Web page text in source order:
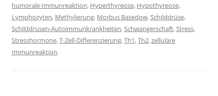
humorale Immunreaktion, Hyperthyreose, Hypothyreose,
Lymphozyten, Methylierung, Morbus Basedow,Schilddrüse,
Schilddrüsen-Autoimmunkrankheiten,Schwangerschaft,Stress,
Stresshormone,T-Zell-Differenzierung,Th1,Th2,zelluläre
Immunreaktion.